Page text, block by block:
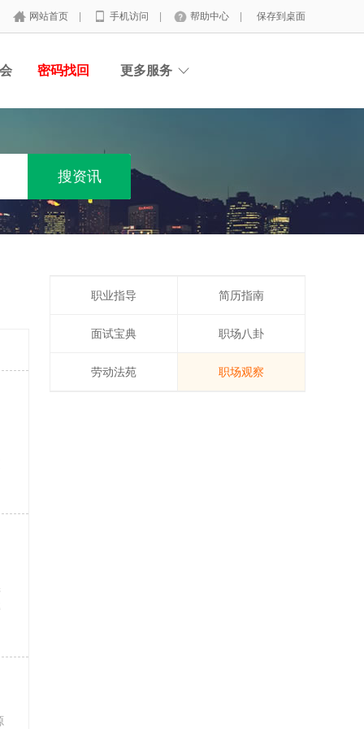
网站首页 手机访问 帮助中心 保存到桌面
密码找回 更多服务
职业指导 简历指南
面试宝典 职场八卦
劳动法苑 职场观察